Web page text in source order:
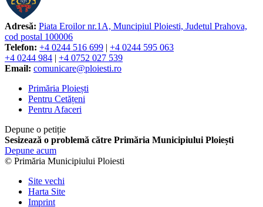
Adresă: Piata Eroilor nr.1A, Muncipiul Ploiesti, Judetul Prahova,
cod postal 100006
Telefon: +4 0244 516 699 | +4 0244 595 063
+4 0244 984 | +4 0752 027 539
Email: comunicare@ploiesti.ro
Primăria Ploiești
Pentru Cetățeni
Pentru Afaceri
Depune o petiție
Sesizează o problemă către Primăria Municipiului Ploiești
Depune acum
© Primăria Municipiului Ploiesti
Site vechi
Harta Site
Imprint